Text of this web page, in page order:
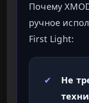
Почему
ручное
First Light:
✔
Не